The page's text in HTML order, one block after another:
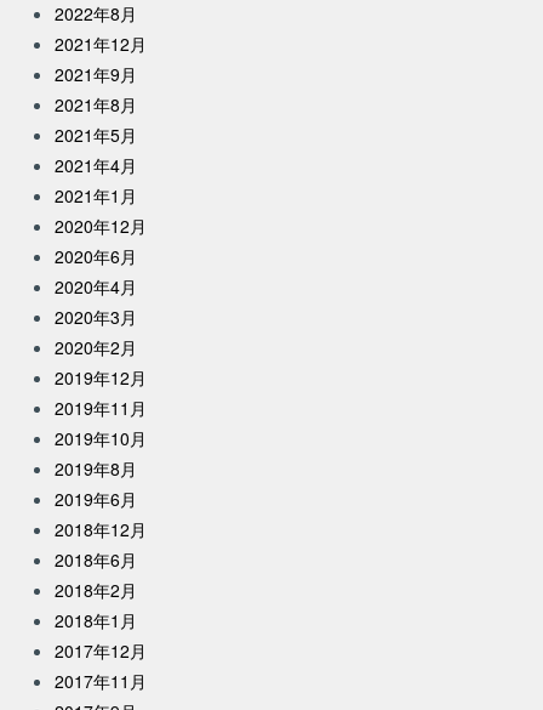
2022年8月
2021年12月
2021年9月
2021年8月
2021年5月
2021年4月
2021年1月
2020年12月
2020年6月
2020年4月
2020年3月
2020年2月
2019年12月
2019年11月
2019年10月
2019年8月
2019年6月
2018年12月
2018年6月
2018年2月
2018年1月
2017年12月
2017年11月